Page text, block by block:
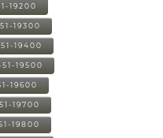
19200
19300
19400
19500
19600
19700
19800